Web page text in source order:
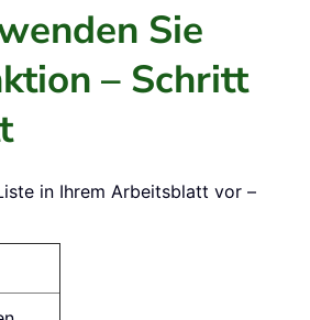
Preise
300+-Funktionen anzeigen
Sie
– Schritt